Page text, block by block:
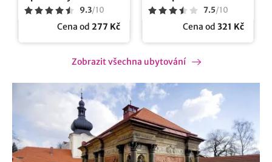
9.3/10
Cena od 277 Kč
7.5/10
Cena od 321 Kč
Zobrazit všechna ubytování